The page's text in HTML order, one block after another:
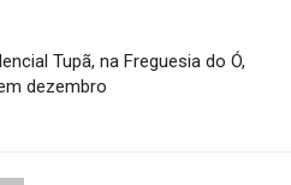
Tupã, na Freguesia do Ó,
dezembro